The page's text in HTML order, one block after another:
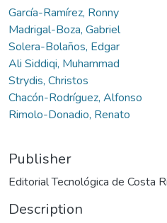
García-Ramírez, Ronny
Madrigal-Boza, Gabriel
Solera-Bolaños, Edgar
Ali Siddiqi, Muhammad
Strydis, Christos
Chacón-Rodríguez, Alfonso
Rimolo-Donadio, Renato
Publisher
Editorial Tecnológica de Costa
Description